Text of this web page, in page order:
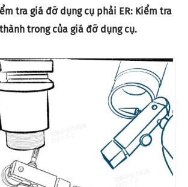
tra giá đỡ dụng cụ phải ER: Kiểm tra
trong của giá đỡ dụng cụ.